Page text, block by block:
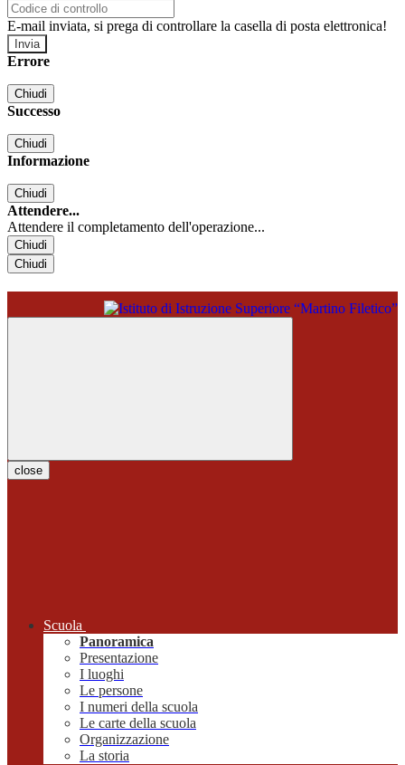
E-mail inviata, si prega di controllare la casella di posta elettronica!
Errore
Chiudi
Successo
Chiudi
Informazione
Chiudi
Attendere...
Attendere il completamento dell'operazione...
Chiudi
Chiudi
close
Scuola
Panoramica
Presentazione
I luoghi
Le persone
I numeri della scuola
Le carte della scuola
Organizzazione
La storia